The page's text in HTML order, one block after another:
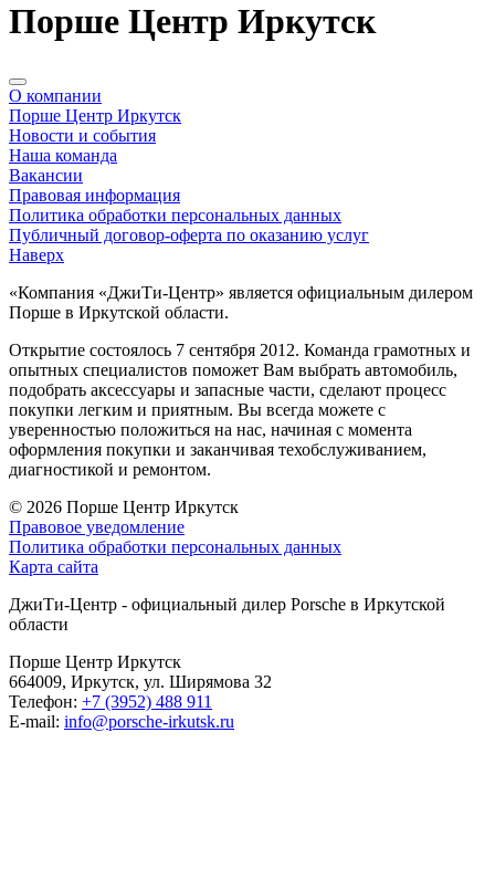
Порше Центр Иркутск
О компании
Порше Центр Иркутск
Новости и события
Наша команда
Вакансии
Правовая информация
Политика обработки персональных данных
Публичный договор-оферта по оказанию услуг
Наверх
«Компания «ДжиТи-Центр» является официальным дилером
Порше в Иркутской области.
Открытие состоялось 7 сентября 2012. Команда грамотных и
опытных специалистов поможет Вам выбрать автомобиль,
подобрать аксессуары и запасные части, сделают процесс
покупки легким и приятным. Вы всегда можете с
уверенностью положиться на нас, начиная с момента
оформления покупки и заканчивая техобслуживанием,
диагностикой и ремонтом.
© 2026 Порше Центр Иркутск
Правовое уведомление
Политика обработки персональных данных
Карта сайта
ДжиТи-Центр - официальный дилер Porsche в Иркутской
области
Порше Центр Иркутск
664009, Иркутск, ул. Ширямова 32
Телефон: +7 (3952) 488 911
E-mail: info@porsche-irkutsk.ru